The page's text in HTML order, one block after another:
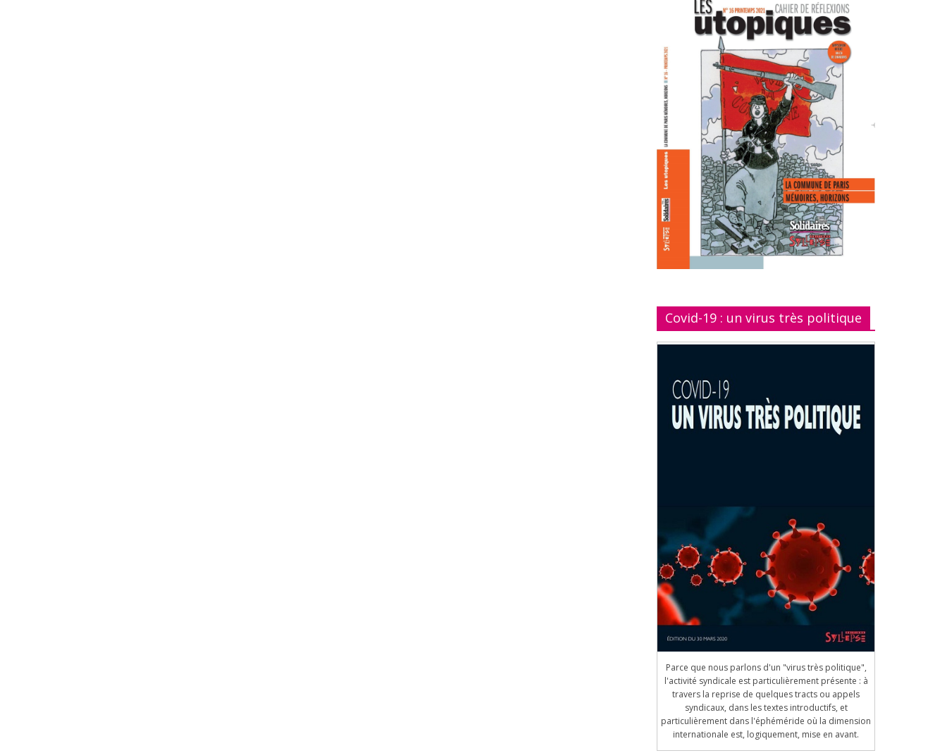
Covid-19 : un virus très politique
Parce que nous parlons d'un "virus très politique",
l'activité syndicale est particulièrement présente : à
travers la reprise de quelques tracts ou appels
syndicaux, dans les textes introductifs, et
particulièrement dans l'éphéméride où la dimension
internationale est, logiquement, mise en avant.